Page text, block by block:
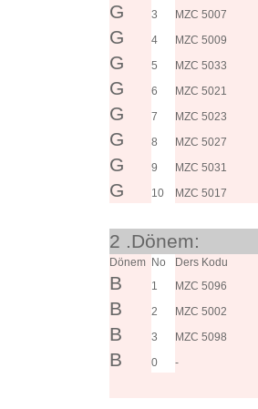
G 3 MZC 5007
G 4 MZC 5009
G 5 MZC 5033
G 6 MZC 5021
G 7 MZC 5023
G 8 MZC 5027
G 9 MZC 5031
G 10 MZC 5017
2 .Dönem:
Dönem No Ders Kodu
B 1 MZC 5096
B 2 MZC 5002
B 3 MZC 5098
B 0 -